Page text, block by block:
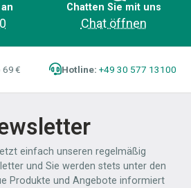
Chatten Sie mit uns
Chat öffnen
€ Hotline: +49 30 577 13100
einfach unseren regelmäßig
und Sie werden stets unter den
Produkte und Angebote informiert